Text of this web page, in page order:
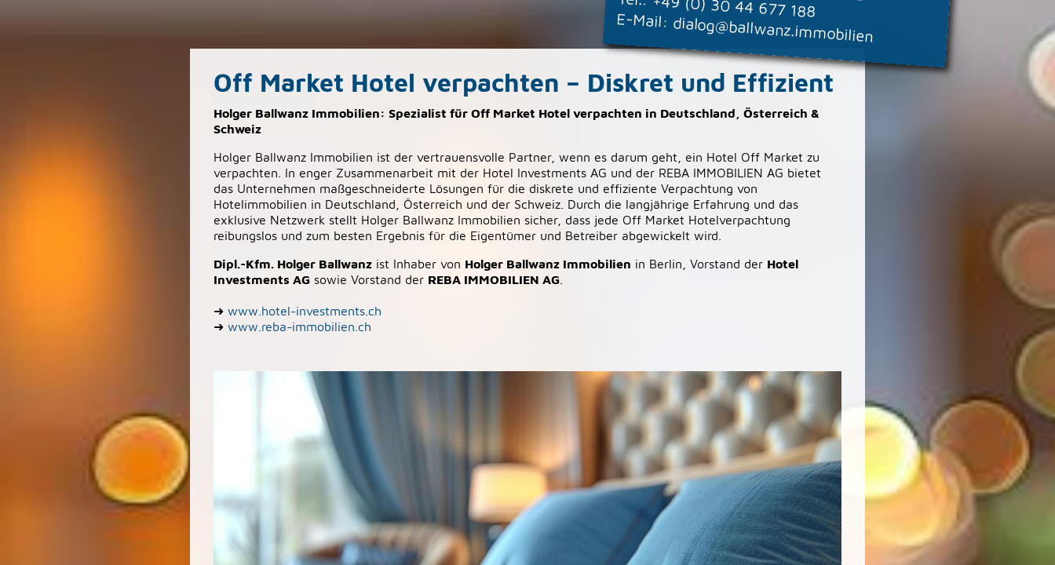
+49 (0) 30 44 677 188
E-Mail: dialog@ballwanz.immobilien
Off Market Hotel verpachten – Diskret und Effizient
Holger Ballwanz Immobilien: Spezialist für Off Market Hotel verpachten in Deutschland, Österreich &
Schweiz
Holger Ballwanz Immobilien ist der vertrauensvolle Partner, wenn es darum geht, ein Hotel Off Market zu
verpachten. In enger Zusammenarbeit mit der Hotel Investments AG und der REBA IMMOBILIEN AG bietet
das Unternehmen maßgeschneiderte Lösungen für die diskrete und effiziente Verpachtung von
Hotelimmobilien in Deutschland, Österreich und der Schweiz. Durch die langjährige Erfahrung und das
exklusive Netzwerk stellt Holger Ballwanz Immobilien sicher, dass jede Off Market Hotelverpachtung
reibungslos und zum besten Ergebnis für die Eigentümer und Betreiber abgewickelt wird.
Dipl.-Kfm. Holger Ballwanz ist Inhaber von Holger Ballwanz Immobilien in Berlin, Vorstand der Hotel
Investments AG sowie Vorstand der REBA IMMOBILIEN AG
➜ www.hotel-investments.ch
➜ www.reba-immobilien.ch